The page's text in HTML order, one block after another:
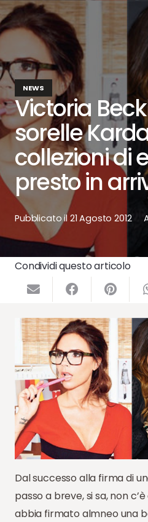
NEWS
Victoria
sorelle
collezioni di
presto in
Pubblicato il 21 Agosto 2012
Condividi questo articolo
Dal successo alla firma di
passo a breve, si sa, non
abbia firmato almneo una